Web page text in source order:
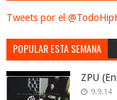
Tweets por el
POPULAR ESTA SEMANA
ZPU
9.9.14